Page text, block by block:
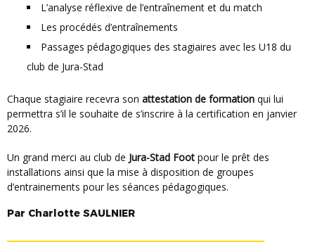
L’analyse réflexive de l’entraînement et du match
Les procédés d’entraînements
Passages pédagogiques des stagiaires avec les U18 du
club de Jura-Stad
Chaque stagiaire recevra son attestation de formation qui lui
permettra s’il le souhaite de s’inscrire à la certification en janvier
2026.
Un grand merci au club de Jura-Stad Foot pour le prêt des
installations ainsi que la mise à disposition de groupes
d’entrainements pour les séances pédagogiques.
Par Charlotte SAULNIER